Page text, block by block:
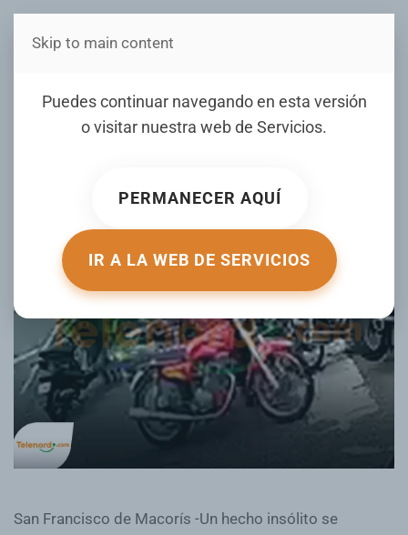
Estás en Telenord Medios
Puedes continuar navegando en esta versión
o visitar nuestra web de Servicios.
PERMANECER AQUÍ
IR A LA WEB DE SERVICIOS
Skip to main content
¡Roban motor en el cuartel
policial de SFM!
San Francisco de Macorís -Un hecho insólito se